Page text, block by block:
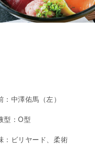
：中澤佑馬（左）
型：O型
：ビリヤード、柔術